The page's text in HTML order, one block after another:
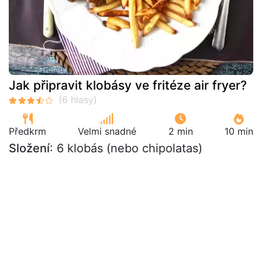
Jak připravit klobásy ve fritéze air fryer?
Předkrm Velmi snadné 2 min 10 min
Složení: 6 klobás (nebo chipolatas)